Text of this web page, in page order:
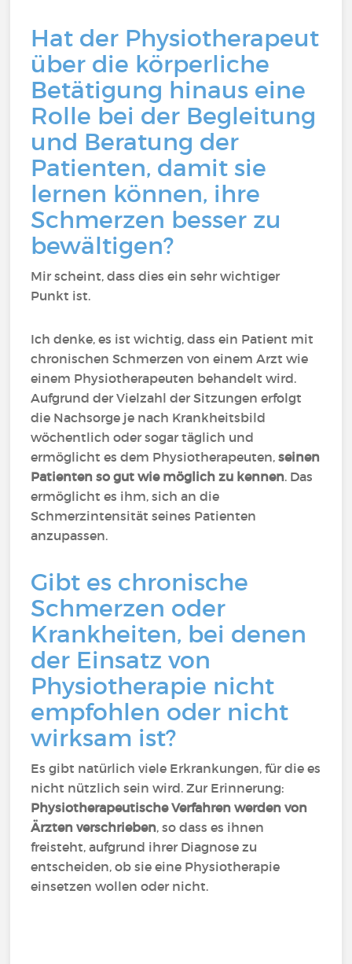
Hat der Physiotherapeut
über die körperliche
Betätigung hinaus eine
Rolle bei der Begleitung
und Beratung der
Patienten, damit sie
lernen können, ihre
Schmerzen besser zu
bewältigen?
Mir scheint, dass dies ein sehr wichtiger
Punkt ist.
Ich denke, es ist wichtig, dass ein Patient mit
chronischen Schmerzen von einem Arzt wie
einem Physiotherapeuten behandelt wird.
Aufgrund der Vielzahl der Sitzungen erfolgt
die Nachsorge je nach Krankheitsbild
wöchentlich oder sogar täglich und
ermöglicht es dem Physiotherapeuten,seinen
Patienten so gut wie möglich zu kennen. Das
ermöglicht es ihm, sich an die
Schmerzintensität seines Patienten
anzupassen.
Gibt es chronische
Schmerzen oder
Krankheiten, bei denen
der Einsatz von
Physiotherapie nicht
empfohlen oder nicht
wirksam ist?
Es gibt natürlich viele Erkrankungen, für die es
nicht nützlich sein wird. Zur Erinnerung:
Physiotherapeutische Verfahren werden von
Ärzten verschrieben, so dass es ihnen
freisteht, aufgrund ihrer Diagnose zu
entscheiden, ob sie eine Physiotherapie
einsetzen wollen oder nicht.